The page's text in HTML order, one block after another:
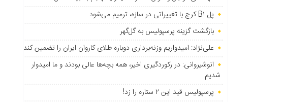
پل B۱ کرج با تغییراتی در سازه، ترمیم می‌شود
بازگشت گزینه پرسپولیس به ‌گل‌گهر
علی‌نژاد: امیدواریم وزنه‌برداری دوباره طلای کاروان ایران را تضمین کند
انوشیروانی: در رکوردگیری اخیر، همه بچه‌ها عالی بودند و ما امیدوار
شدیم
پرسپولیس قید این ۲ ستاره را زد!